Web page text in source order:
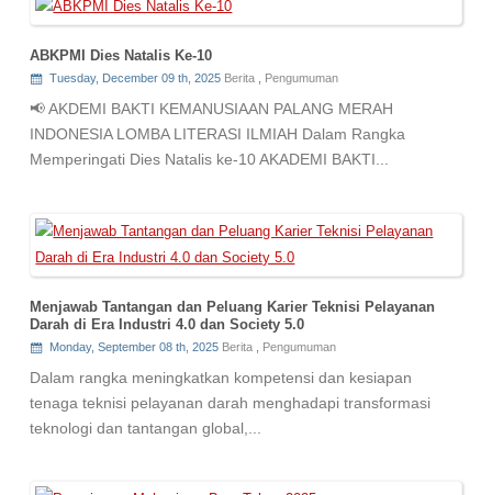
ABKPMI Dies Natalis Ke-10
Tuesday, December 09 th, 2025 Berita , Pengumuman
📢 AKDEMI BAKTI KEMANUSIAAN PALANG MERAH
INDONESIA LOMBA LITERASI ILMIAH Dalam Rangka
Memperingati Dies Natalis ke-10 AKADEMI BAKTI...
Menjawab Tantangan dan Peluang Karier Teknisi Pelayanan
Darah di Era Industri 4.0 dan Society 5.0
Monday, September 08 th, 2025 Berita Pengumuman
Dalam rangka meningkatkan kompetensi dan kesiapan
tenaga teknisi pelayanan darah menghadapi transformasi
teknologi dan tantangan global,...